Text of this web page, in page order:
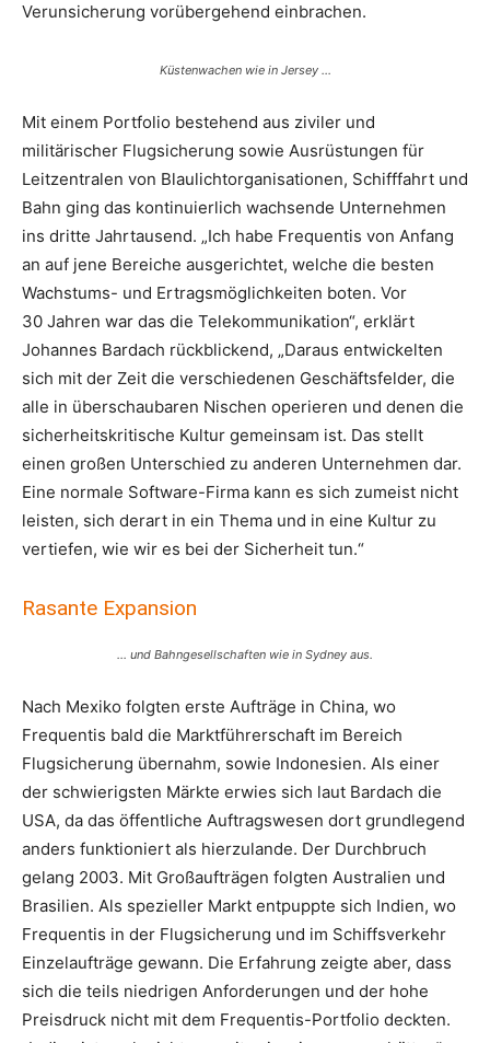
Verunsicherung vorübergehend einbrachen.
Küstenwachen wie in Jersey …
Mit einem Portfolio bestehend aus ziviler und
militärischer Flugsicherung sowie Ausrüstungen für
Leitzentralen von Blaulichtorganisationen, Schifffahrt und
Bahn ging das kontinuierlich wachsende Unternehmen
ins dritte Jahrtausend. „Ich habe Frequentis von Anfang
an auf jene Bereiche ausgerichtet, welche die besten
Wachstums- und Ertragsmöglichkeiten boten. Vor
30 Jahren war das die Telekommunikation“, erklärt
Johannes Bardach rückblickend, „Daraus entwickelten
sich mit der Zeit die verschiedenen Geschäftsfelder, die
alle in überschaubaren Nischen operieren und denen die
sicherheitskritische Kultur gemeinsam ist. Das stellt
einen großen Unterschied zu anderen Unternehmen dar.
Eine normale Software-Firma kann es sich zumeist nicht
leisten, sich derart in ein Thema und in eine Kultur zu
vertiefen, wie wir es bei der Sicherheit tun.“
Rasante Expansion
… und Bahngesellschaften wie in Sydney aus.
Nach Mexiko folgten erste Aufträge in China, wo
Frequentis bald die Marktführerschaft im Bereich
Flugsicherung übernahm, sowie Indonesien. Als einer
der schwierigsten Märkte erwies sich laut Bardach die
USA, da das öffentliche Auftragswesen dort grundlegend
anders funktioniert als hierzulande. Der Durchbruch
gelang 2003. Mit Großaufträgen folgten Australien und
Brasilien. Als spezieller Markt entpuppte sich Indien, wo
Frequentis in der Flugsicherung und im Schiffsverkehr
Einzelaufträge gewann. Die Erfahrung zeigte aber, dass
sich die teils niedrigen Anforderungen und der hohe
Preisdruck nicht mit dem Frequentis-Portfolio deckten.